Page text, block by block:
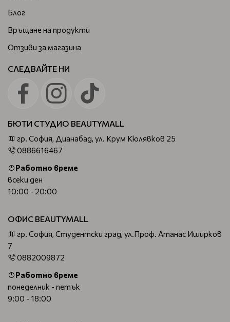
Блог
Връщане на продукти
Отзиви за магазина
СЛЕДВАЙТЕ НИ
БЮТИ СТУДИО BEAUTYMALL
гр. София, Дианабад, ул. Крум Кюлявков 25
0886616467
Работно време
всеки ден
10:00 - 20:00
ОФИС BEAUTYMALL
гр. София, Студентски град, ул.Проф. Атанас Иширков
7
0882009872
Работно време
понеделник - петък
9:00 - 18:00